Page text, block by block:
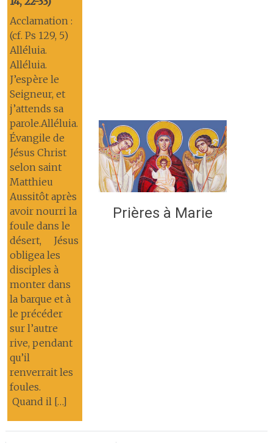
Acclamation :
(cf. Ps 129, 5)
Alléluia.
Alléluia.
J’espère le
Seigneur, et
j’attends sa
parole.Alléluia.
Évangile de
Jésus Christ
selon saint
Matthieu
Aussitôt après
avoir nourri la
foule dans le
désert, Jésus
obligea les
disciples à
monter dans
la barque et à
le précéder
sur l’autre
rive, pendant
qu’il
renverrait les
foules.
Quand il […]
Prières à Marie